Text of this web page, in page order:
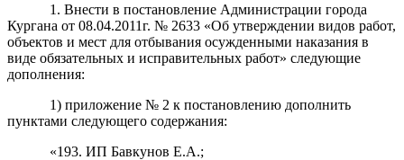
1. Внести в постановление Администрации города
Кургана от 08.04.2011г. № 2633 «Об утверждении видов работ,
объектов и мест для отбывания осужденными наказания в
виде обязательных и исправительных работ» следующие
дополнения:
1) приложение № 2 к постановлению дополнить
пунктами следующего содержания:
«193. ИП Бавкунов Е.А.;